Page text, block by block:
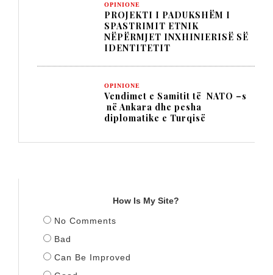
OPINIONE
PROJEKTI I PADUKSHËM I
SPASTRIMIT ETNIK
NËPËRMJET INXHINIERISË SË
IDENTITETIT
OPINIONE
Vendimet e Samitit të NATO –s
në Ankara dhe pesha
diplomatike e Turqisë
How Is My Site?
No Comments
Bad
Can Be Improved